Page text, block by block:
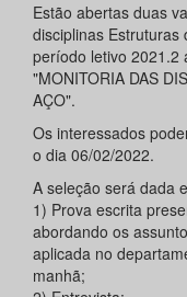
Estão abertas duas
disciplinas Estruturas
período letivo 2021.2
"MONITORIA DAS
AÇO".
Os interessados
o dia 06/02/2022.
A seleção será dada
1) Prova escrita
abordando os
aplicada no
manhã;